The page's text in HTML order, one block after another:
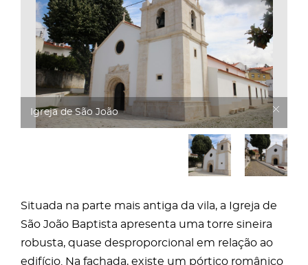
Igreja de São João
Situada na parte mais antiga da vila, a Igreja de
São João Baptista apresenta uma torre sineira
robusta, quase desproporcional em relação ao
edifício. Na fachada, existe um pórtico românico